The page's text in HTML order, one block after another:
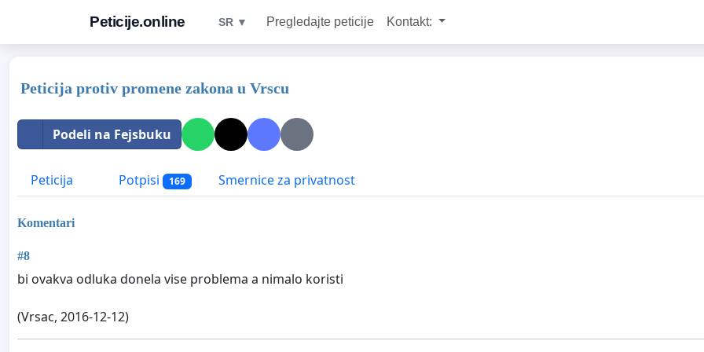
Peticije.online SR ▼ Pregledajte peticije Kontakt:
Peticija protiv promene zakona u Vrscu
Podeli na Fejsbuku
Peticija Potpisi 169 Smernice za privatnost
Komentari
#8
bi ovakva odluka donela vise problema a nimalo koristi
(Vrsac, 2016-12-12)